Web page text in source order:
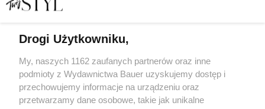
mają te 6 nawyków
LENA KAMIŃSKA
ROZWÓJ
Drogi Użytkowniku,
My, naszych 1162 zaufanych partnerów oraz inne
podmioty z Wydawnictwa Bauer uzyskujemy dostęp i
przechowujemy informacje na urządzeniu oraz
przetwarzamy dane osobowe, takie jak unikalne